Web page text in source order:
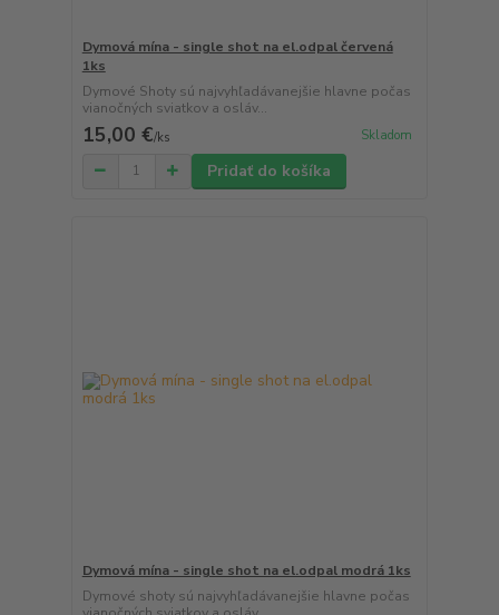
Dymová mína - single shot na el.odpal červená
1ks
Dymové Shoty sú najvyhľadávanejšie hlavne počas
vianočných sviatkov a osláv...
15,00 €/ks Skladom
Pridať do košíka
Dymová mína - single shot na el.odpal modrá 1ks
Dymové shoty sú najvyhľadávanejšie hlavne počas